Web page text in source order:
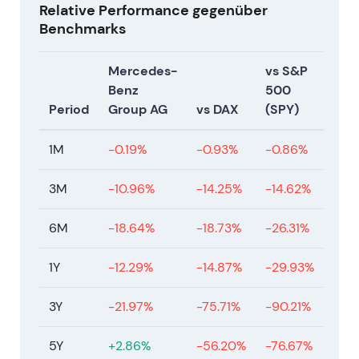
Gesamtjahr 2024 — Nachfrageschwäche,
- Die Berichterstattung für das Gesamtjahr 2024
zeigte einen Rückgang des Konzern-EBIT auf 13,6
verglichen mit einem EBIT von 19,7 Mrd. Euro und
Mercedes verlangsamte oder justierte einige
schwächere EV-Nachfrage und veränderte
Cashgenerierung, Margen und das Tempo der EV-
durch das Jahr 2024 mit anschließendem Handel in
Relative Performance gegenüber
Benchmarks
Period
Mercedes-
Benz
Group AG
vs DAX
vs S&P
500
(SPY)
1M -0.19% -0.93% -0.86%
3M -10.96% -14.25% -14.62%
6M -18.64% -18.73% -26.31%
1Y -12.29% -14.87% -29.93%
3Y -21.97% -75.71% -90.21%
5Y +2.86% -56.20% -76.67%